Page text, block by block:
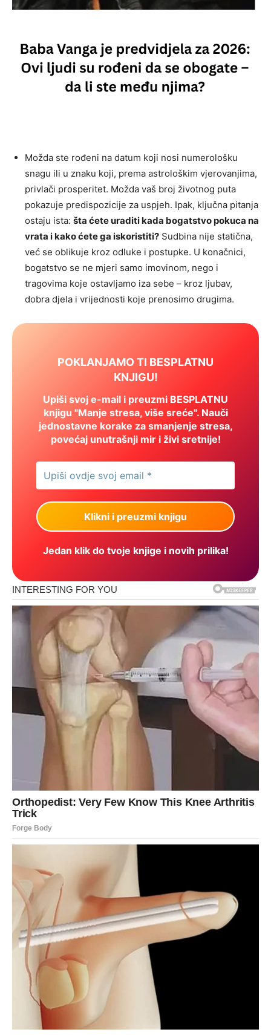
Možda ste rođeni na datum koji nosi numerološku
snagu ili u znaku koji, prema astrološkim vjerovanjima,
privlači prosperitet. Možda vaš broj životnog puta
pokazuje predispozicije za uspjeh. Ipak, ključna pitanja
ostaju ista: šta ćete uraditi kada bogatstvo pokuca na
vrata i kako ćete ga iskoristiti? Sudbina nije statična,
već se oblikuje kroz odluke i postupke. U konačnici,
bogatstvo se ne mjeri samo imovinom, nego i
tragovima koje ostavljamo iza sebe – kroz ljubav,
dobra djela i vrijednosti koje prenosimo drugima.
POKLANJAMO TI BESPLATNU
KNJIGU!
Upiši svoj e-mail i preuzmi BESPLATNU
knjigu "Manje stresa, više sreće". Nauči
jednostavne korake za smanjenje stresa,
povećaj unutrašnji mir i živi sretnije!
Jedan klik do tvoje knjige i novih prilika!